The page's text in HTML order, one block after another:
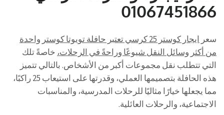
01067451866
سعر
ايجار كوستر 25 كرسي تعتبر حافلة تويوتا كوستر واحدة
من أكثر وسائل النقل شيوعًا وراحةً في الرحلات، خاصةً تلك
التي تتطلب نقل مجموعات أكبر من الأشخاص. بالتالي تتميز
هذه الحافلة بتصميمها العملي، وقدرتها على استيعاب 25 راكبًا،
مما يجعلها خيارًا مثاليًا للرحلات المدرسية، والمناسبات
الاجتماعية، والرحلات العائلية.